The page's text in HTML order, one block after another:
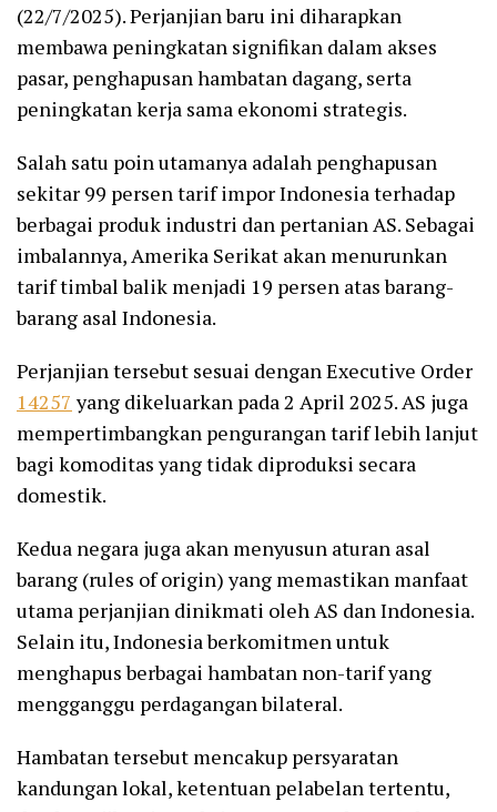
(22/7/2025). Perjanjian baru ini diharapkan
membawa peningkatan signifikan dalam akses
pasar, penghapusan hambatan dagang, serta
peningkatan kerja sama ekonomi strategis.
Salah satu poin utamanya adalah penghapusan
sekitar 99 persen tarif impor Indonesia terhadap
berbagai produk industri dan pertanian AS. Sebagai
imbalannya, Amerika Serikat akan menurunkan
tarif timbal balik menjadi 19 persen atas barang-
barang asal Indonesia.
Perjanjian tersebut sesuai dengan Executive Order
14257 yang dikeluarkan pada 2 April 2025. AS juga
mempertimbangkan pengurangan tarif lebih lanjut
bagi komoditas yang tidak diproduksi secara
domestik.
Kedua negara juga akan menyusun aturan asal
barang (rules of origin) yang memastikan manfaat
utama perjanjian dinikmati oleh AS dan Indonesia.
Selain itu, Indonesia berkomitmen untuk
menghapus berbagai hambatan non-tarif yang
mengganggu perdagangan bilateral.
Hambatan tersebut mencakup persyaratan
kandungan lokal, ketentuan pelabelan tertentu,